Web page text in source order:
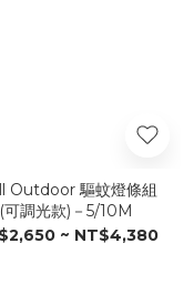
Outdoor 驅蚊燈條組
(可調光款)－5/10M
~ NT$4,380